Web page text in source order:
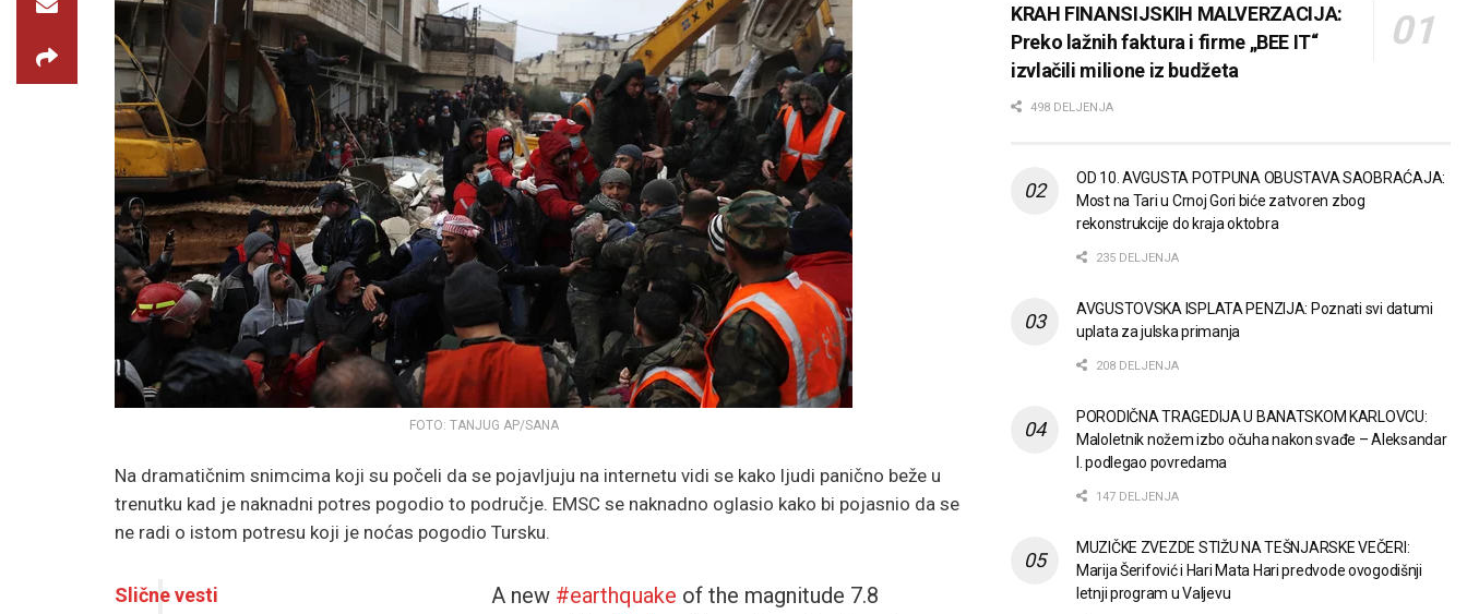
FOTO: TANJUG AP/SANA
Na dramatičnim snimcima koji su počeli da se pojavljuju na internetu vidi se kako ljudi panično beže u
trenutku kad je naknadni potres pogodio to područje. EMSC se naknadno oglasio kako bi pojasnio da se
ne radi o istom potresu koji je noćas pogodio Tursku.
Slične vesti A new #earthquake of the magnitude 7.8
KRAH FINANSIJSKIH MALVERZACIJA:
Preko lažnih faktura i firme „BEE IT“
izvlačili milione iz budžeta
498 DELJENJA
OD 10. AVGUSTA POTPUNA OBUSTAVA SAOBRAĆAJA:
Most na Tari u Crnoj Gori biće zatvoren zbog
rekonstrukcije do kraja oktobra
235 DELJENJA
AVGUSTOVSKA ISPLATA PENZIJA: Poznati svi datumi
uplata za julska primanja
208 DELJENJA
PORODIČNA TRAGEDIJA U BANATSKOM KARLOVCU:
Maloletnik nožem izbo očuha nakon svađe – Aleksandar
I. podlegao povredama
147 DELJENJA
MUZIČKE ZVEZDE STIŽU NA TEŠNJARSKE VEČERI:
Marija Šerifović i Hari Mata Hari predvode ovogodišnji
letnji program u Valjevu